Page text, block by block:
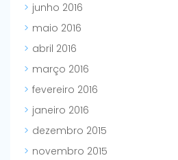
junho 2016
maio 2016
abril 2016
março 2016
fevereiro 2016
janeiro 2016
dezembro 2015
novembro 2015